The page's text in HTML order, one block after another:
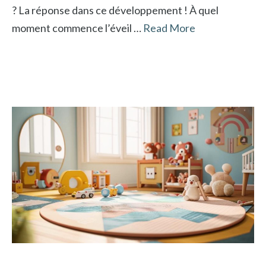
? La réponse dans ce développement ! À quel
moment commence l’éveil … Read More